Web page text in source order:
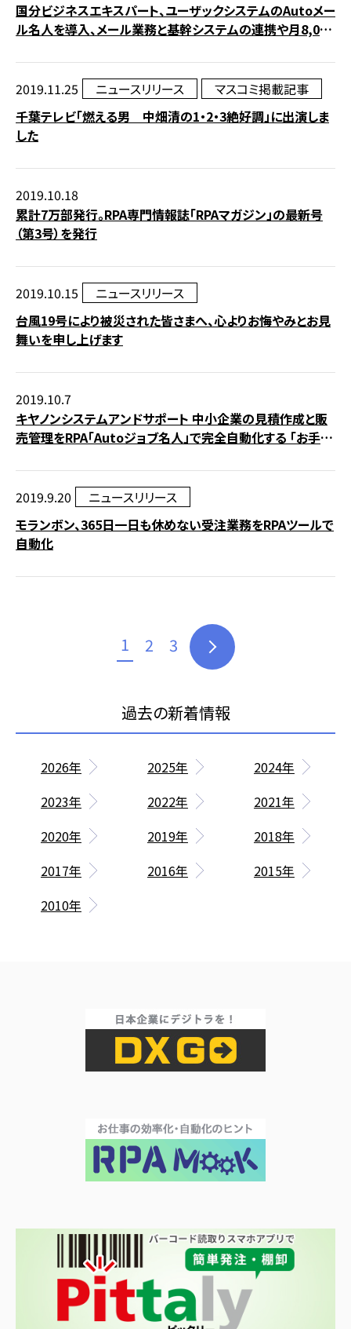
国分ビジネスエキスパート、ユーザックシステムのAutoメー
ル名人を導入、メール業務と基幹システムの連携や月8,000
2019.11.25 ニュースリリース
マスコミ掲載記事
千葉テレビ「燃える男 中畑清の1・2・3絶好調」に出演しま
した
2019.10.18
累計7万部発行。RPA専門情報誌「RPAマガジン」の最新号
（第3号）を発行
2019.10.15
ニュースリリース
台風19号により被災された皆さまへ、心よりお悔やみとお見
舞いを申し上げます
2019.10.7
キヤノンシステムアンドサポート 中小企業の見積作成と販
売管理をRPA「Autoジョブ名人」で完全自動化する 「お手軽
2019.9.20
ニュースリリース
モランボン、365日一日も休めない受注業務をRPAツールで
自動化
1 2 3
2026年 2025年
2024年
2023年
2022年
2021年
2020年
2019年
2018年
2017年
2016年
2015年
2010年